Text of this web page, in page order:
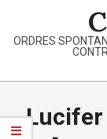
content
ORDRES
Primary
MenuLucifer